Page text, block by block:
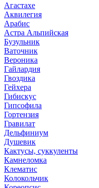
Агастахе
Аквилегия
Арабис
Астра Альпийская
Бузульник
Ваточник
Вероника
Гайлардия
Гвоздика
Гейхера
Гибискус
Гипсофила
Гортензия
Гравилат
Дельфиниум
Душевик
Кактусы, суккуленты
Камнеломка
Клематис
Колокольчик